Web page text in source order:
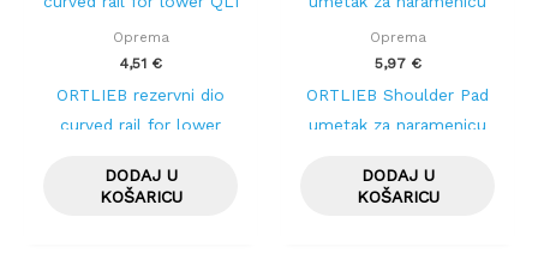
Oprema
4,51 €
ORTLIEB rezervni dio
curved rail for lower
DODAJ U
KOŠARICU
Oprema
5,97 €
ORTLIEB Shoulder Pad
umetak za naramenicu
DODAJ U
KOŠARICU